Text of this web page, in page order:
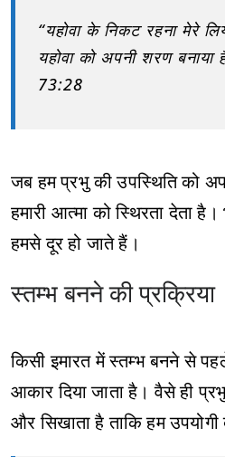
“यहोवा के निकट रहना मेरे
यहोवा को अपनी शरण
73:28
जब हम प्रभु की उपस्थिति को
हमारी आत्मा को स्थिरता देता
हमसे दूर हो जाते हैं।
स्तम्भ बनने की प्रक्रिया
किसी इमारत में स्तम्भ बनने से
आकार दिया जाता है। वैसे ही
और सिखाता है ताकि हम उपयोगी